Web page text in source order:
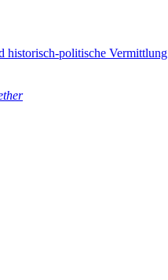
historisch-politische Vermittlung